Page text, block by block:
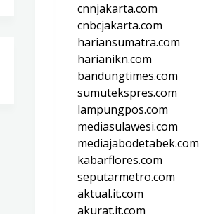
cnnjakarta.com
cnbcjakarta.com
hariansumatra.com
harianikn.com
bandungtimes.com
sumutekspres.com
lampungpos.com
mediasulawesi.com
mediajabodetabek.com
kabarflores.com
seputarmetro.com
aktual.it.com
akurat.it.com